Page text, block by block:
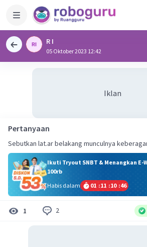
R I
05 Oktober 2023 12:42
Iklan
Pertanyaan
Sebutkan lat.ar belakang munculnya
Ikuti Tryout SNBT & Menangkan E-
100rb
Habis dalam
01 :11 :10 :46
1 2